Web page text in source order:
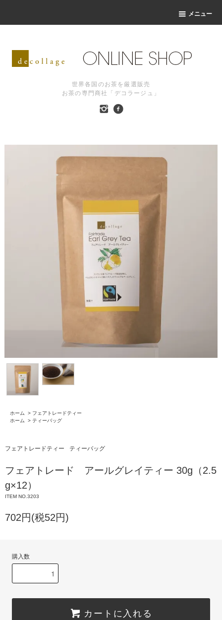
メニュー
世界各国のお茶を厳選販売
お茶の専門商社「デコラージュ」
ホーム > フェアトレードティー
ホーム
> ティーバッグ
フェアトレードティー ティーバッグ
フェアトレード アールグレイティー 30g（2.5
g×12）
ITEM NO.3203
702円(税52円)
購入数
カートに入れる